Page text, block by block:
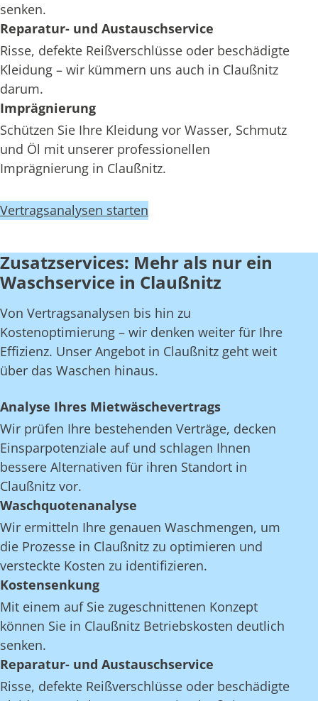
senken.
Reparatur- und Austauschservice
Risse, defekte Reißverschlüsse oder beschädigte
Kleidung – wir kümmern uns auch in Claußnitz
darum.
Imprägnierung
Schützen Sie Ihre Kleidung vor Wasser, Schmutz
und Öl mit unserer professionellen
Imprägnierung in Claußnitz.
Vertragsanalysen starten
Zusatzservices: Mehr als nur ein
Waschservice in Claußnitz
Von Vertragsanalysen bis hin zu
Kostenoptimierung – wir denken weiter für Ihre
Effizienz. Unser Angebot in Claußnitz geht weit
über das Waschen hinaus.
Analyse Ihres Mietwäschevertrags
Wir prüfen Ihre bestehenden Verträge, decken
Einsparpotenziale auf und schlagen Ihnen
bessere Alternativen für ihren Standort in
Claußnitz vor.
Waschquotenanalyse
Wir ermitteln Ihre genauen Waschmengen, um
die Prozesse in Claußnitz zu optimieren und
versteckte Kosten zu identifizieren.
Kostensenkung
Mit einem auf Sie zugeschnittenen Konzept
können Sie in Claußnitz Betriebskosten deutlich
senken.
Reparatur- und Austauschservice
Risse, defekte Reißverschlüsse oder beschädigte